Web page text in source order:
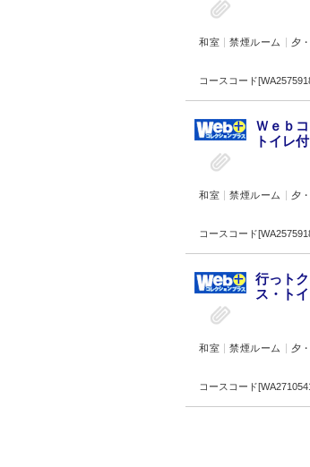
和室 禁煙ルーム 夕
コースコード
Ｗｅｂ
トイレ
和室 禁煙ルーム 夕
コースコード
行っト
ス・ト
和室 禁煙ルーム 夕
コースコード